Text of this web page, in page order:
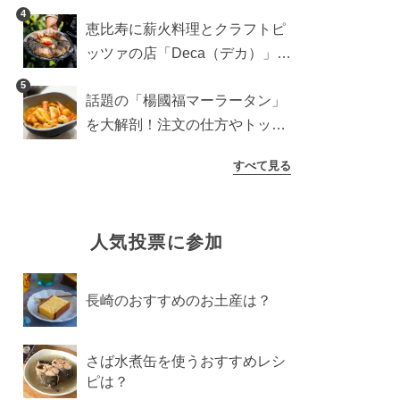
メニュー
4
恵比寿に薪火料理とクラフトピ
ッツァの店「Deca（デカ）」が
ストラン
5
話題の「楊國福マーラータン」
を大解剖！注文の仕方やトッピ
すべて見る
人気投票に参加
長崎のおすすめのお土産は？
さば水煮缶を使うおすすめレシ
ピは？